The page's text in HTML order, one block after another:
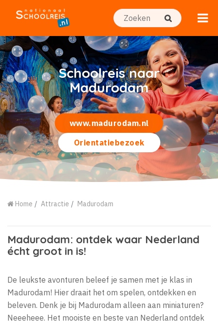
Schoolreis naar
Madurodam
www.madurodam.nl
Orientatiebezoek
Home Attractie Madurodam
Madurodam: ontdek waar Nederland
écht groot in is!
De leukste avonturen beleef je samen met je klas in
Madurodam! Hier draait het om spelen, ontdekken en
beleven. Denk je bij Madurodam alleen aan miniaturen?
Neeeheee. Het mooiste en beste van Nederland ontdek